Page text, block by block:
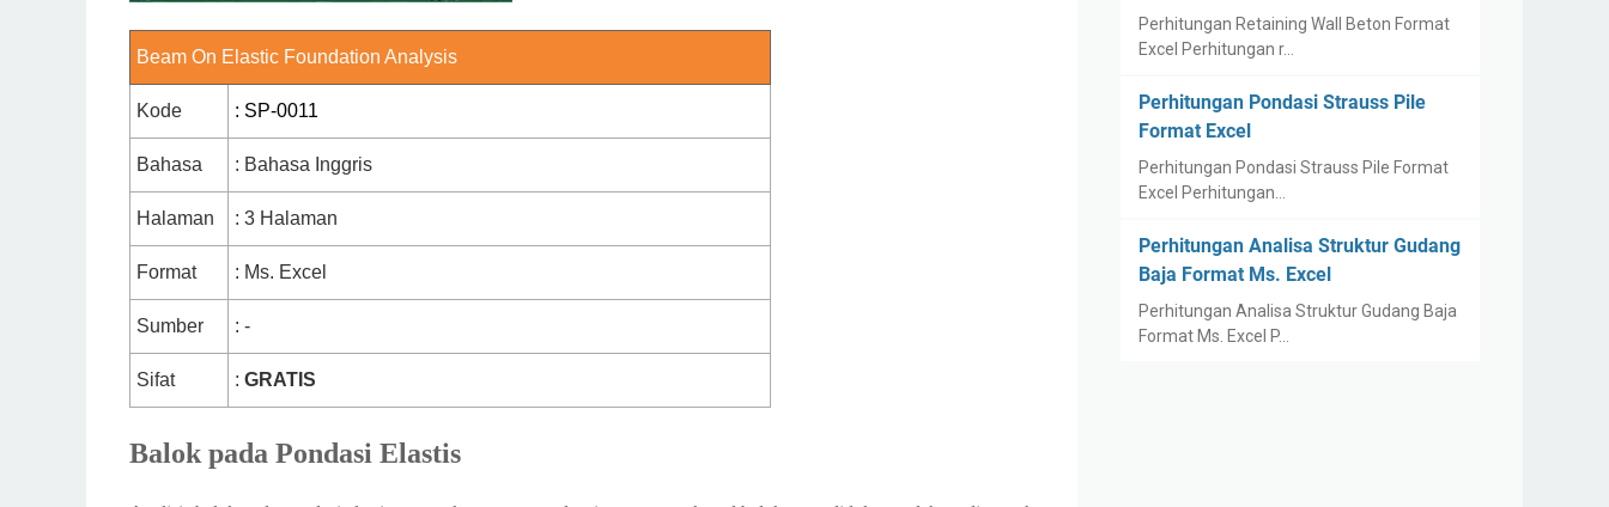
Beam On Elastic Foundation Analysis
Kode : SP-0011
Bahasa : Bahasa Inggris
Halaman : 3 Halaman
Format : Ms. Excel
Sumber : -
Sifat : GRATIS
Balok pada Pondasi Elastis
Perhitungan Retaining Wall Beton Format
Excel Perhitungan r…
Perhitungan Pondasi Strauss Pile
Format Excel
Perhitungan Pondasi Strauss Pile Format
Excel Perhitungan…
Perhitungan Analisa Struktur Gudang
Baja Format Ms. Excel
Perhitungan Analisa Struktur Gudang Baja
Format Ms. Excel P…